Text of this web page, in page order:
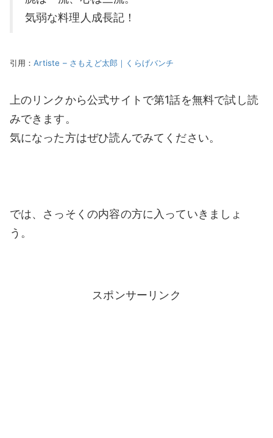
気弱な料理人成長記！
引用：Artiste – さもえど太郎｜くらげバンチ
上のリンクから公式サイトで第1話を無料で試し読
みできます。
気になった方はぜひ読んでみてください。
では、さっそくの内容の方に入っていきましょ
う。
スポンサーリンク